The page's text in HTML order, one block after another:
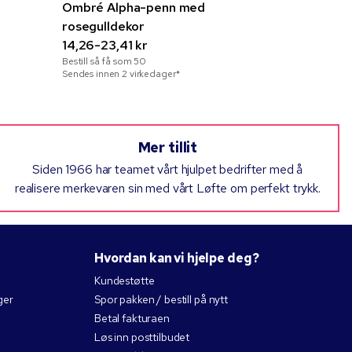
Ombré Alpha-penn med
rosegulldekor
14,26-23,41 kr
Bestill så få som50
Sendes innen 2 virkedager*
Mer tillit
Siden 1966 har teamet vårt hjulpet bedrifter med å
realisere merkevaren sin med vårt Løfte om perfekt trykk.
Hvordan kan vi hjelpe deg?
Kundestøtte
Spor pakken / bestill på nytt
Betal fakturaen
Løs inn posttilbudet